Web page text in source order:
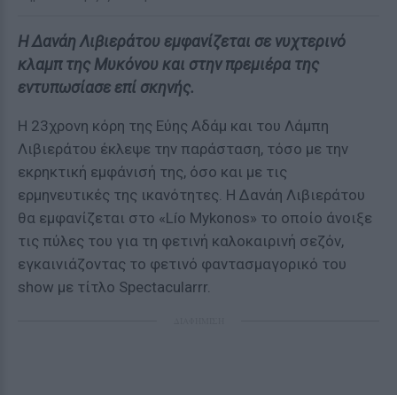
Η Δανάη Λιβιεράτου εμφανίζεται σε νυχτερινό
κλαμπ της Μυκόνου και στην πρεμιέρα της
εντυπωσίασε επί σκηνής.
Η 23χρονη κόρη της Εύης Αδάμ και του Λάμπη
Λιβιεράτου έκλεψε την παράσταση, τόσο με την
εκρηκτική εμφάνισή της, όσο και με τις
ερμηνευτικές της ικανότητες. Η Δανάη Λιβιεράτου
θα εμφανίζεται στο «Lío Mykonos» το οποίο άνοιξε
τις πύλες του για τη φετινή καλοκαιρινή σεζόν,
εγκαινιάζοντας το φετινό φαντασμαγορικό του
show με τίτλο Spectacularrr.